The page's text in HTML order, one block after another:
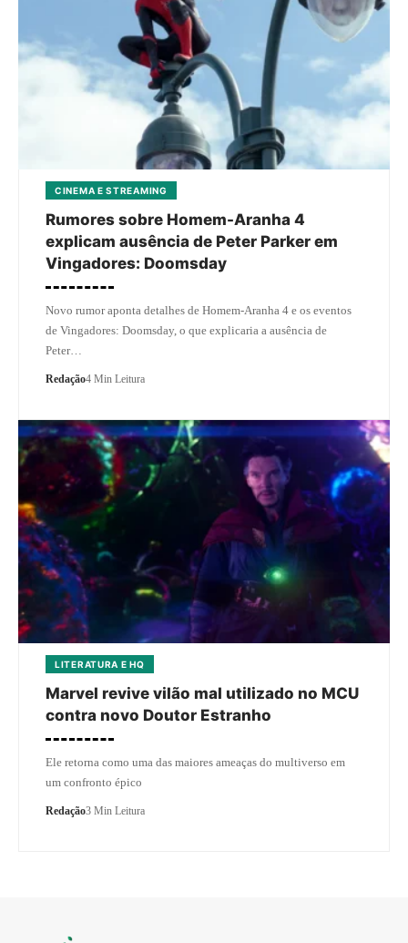
CINEMA E STREAMING
Rumores sobre Homem-Aranha 4
explicam ausência de Peter Parker em
Vingadores: Doomsday
Novo rumor aponta detalhes de Homem-Aranha 4 e os eventos
de Vingadores: Doomsday, o que explicaria a ausência de
Peter…
Redação4 Min Leitura
LITERATURA E HQ
Marvel revive vilão mal utilizado no MCU
contra novo Doutor Estranho
Ele retorna como uma das maiores ameaças do multiverso em
um confronto épico
Redação3 Min Leitura